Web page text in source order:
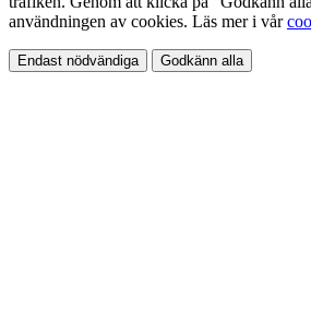
användningen av cookies. Läs mer i vår
Endast nödvändiga Godkänn alla